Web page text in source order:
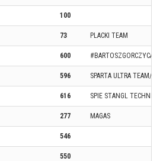
100
73 PLACKI TEAM
600
596 SPARTA ULTRA TEAM/
616 SPIE STANGL TECHNIK/
277 MAGAS
546
550